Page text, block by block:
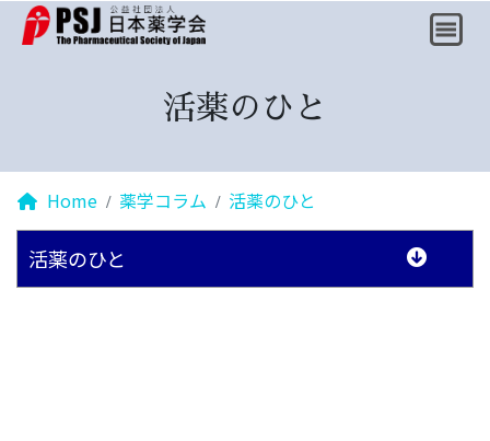
活薬のひと
Home 薬学コラム 活薬のひと
活薬のひと